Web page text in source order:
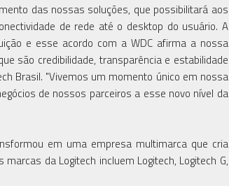
das nossas soluções, que possibilitará aos
de rede até o desktop do usuário. A
e esse acordo com a WDC afirma a nossa
são credibilidade, transparência e estabilidade
Brasil. "Vivemos um momento único em nossa
de nossos parceiros a esse novo nível da
em uma empresa multimarca que cria
da Logitech incluem Logitech, Logitech G,